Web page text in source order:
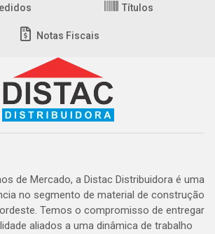
Títulos
Notas Fiscais
de Mercado, a Distac Distribuidora é uma
no segmento de material de construção
Temos o compromisso de entregar
aliados a uma dinâmica de trabalho